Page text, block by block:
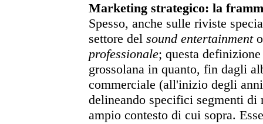
Marketing strategico: la
Spesso, anche sulle riviste
settore del sound entertainmento
professionale; questa
grossolana in quanto, fin dagli
commerciale (all'inizio degli
delineando specifici segmenti di
ampio contesto di cui sopra.